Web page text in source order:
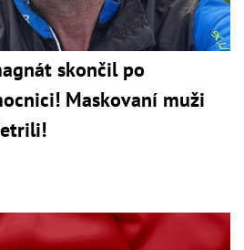
skončil po
Maskovaní muži